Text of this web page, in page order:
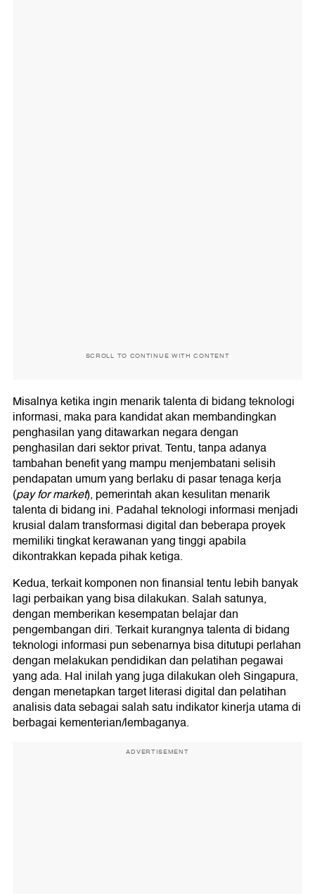
SCROLL TO CONTINUE WITH CONTENT
Misalnya ketika ingin menarik talenta di bidang teknologi
informasi, maka para kandidat akan membandingkan
penghasilan yang ditawarkan negara dengan
penghasilan dari sektor privat. Tentu, tanpa adanya
tambahan benefit yang mampu menjembatani selisih
pendapatan umum yang berlaku di pasar tenaga kerja
(pay for market), pemerintah akan kesulitan menarik
talenta di bidang ini. Padahal teknologi informasi menjadi
krusial dalam transformasi digital dan beberapa proyek
memiliki tingkat kerawanan yang tinggi apabila
dikontrakkan kepada pihak ketiga.
Kedua, terkait komponen non finansial tentu lebih banyak
lagi perbaikan yang bisa dilakukan. Salah satunya,
dengan memberikan kesempatan belajar dan
pengembangan diri. Terkait kurangnya talenta di bidang
teknologi informasi pun sebenarnya bisa ditutupi perlahan
dengan melakukan pendidikan dan pelatihan pegawai
yang ada. Hal inilah yang juga dilakukan oleh Singapura,
dengan menetapkan target literasi digital dan pelatihan
analisis data sebagai salah satu indikator kinerja utama di
berbagai kementerian/lembaganya.
ADVERTISEMENT